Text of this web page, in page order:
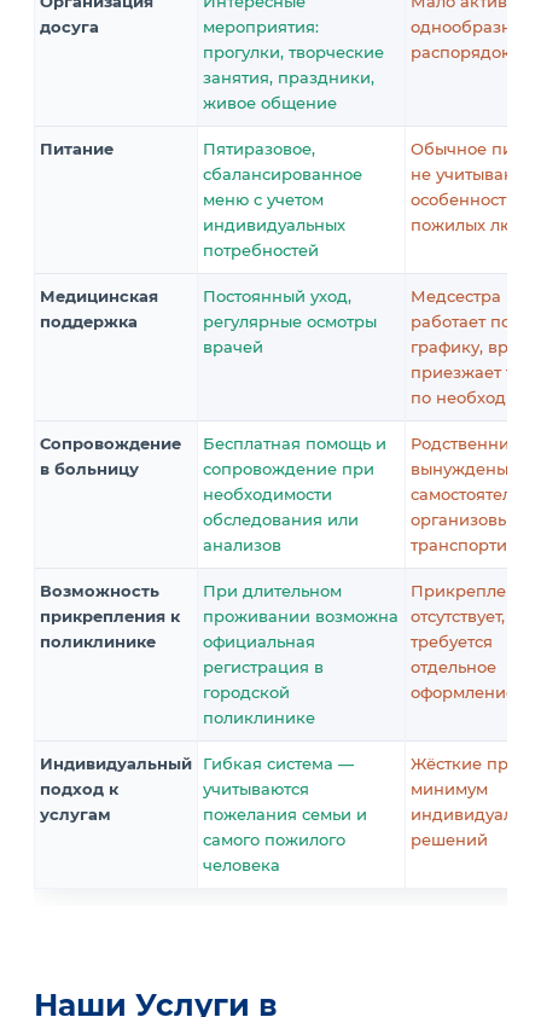
досуга
мероприятия:
прогулки, творческие
занятия, праздники,
живое общение
однообразный
распорядок
Питание
Пятиразовое,
сбалансированное
меню с учетом
индивидуальных
потребностей
Обычное
не
особенности
пожилых
Медицинская
поддержка
Постоянный уход,
регулярные осмотры
врачей
Медсестра
работает по
графику, врач
приезжает
по
Сопровождение
в больницу
Бесплатная помощь и
сопровождение при
необходимости
обследования или
анализов
Родственники
вынуждены
самостоятельно
Возможность
прикрепления к
поликлинике
При длительном
проживании возможна
официальная
регистрация в
городской
поликлинике
Прикрепление
отсутствует,
требуется
отдельное
оформление
Индивидуальный
подход к
услугам
Гибкая система —
учитываются
пожелания семьи и
самого пожилого
человека
Жёсткие
минимум
решений
Наши Услуги в